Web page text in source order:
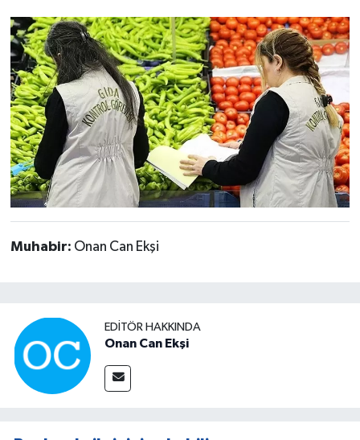
Muhabir: Onan Can Ekşi
EDITÖR HAKKINDA
Onan Can Ekşi